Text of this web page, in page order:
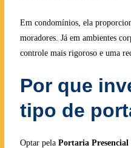
Em condomínios, ela
moradores. Já em ambientes
controle mais rigoroso e uma
Por que
tipo de
Optar pela Portaria Presencial